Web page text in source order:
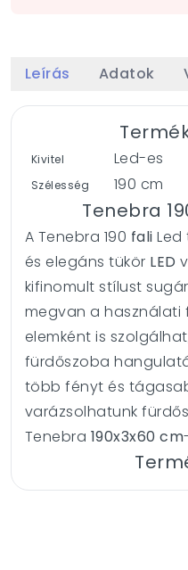
Leírás Adatok
Kivitel Led-es
Szélesség 190 cm
Tenebra
A Tenebra 190 fali Led
és elegáns tükör LED
kifinomult stílust
megvan a használati
elemként is
fürdőszoba
több fényt és
varázsolhatunk
Tenebra 190x3x60 cm